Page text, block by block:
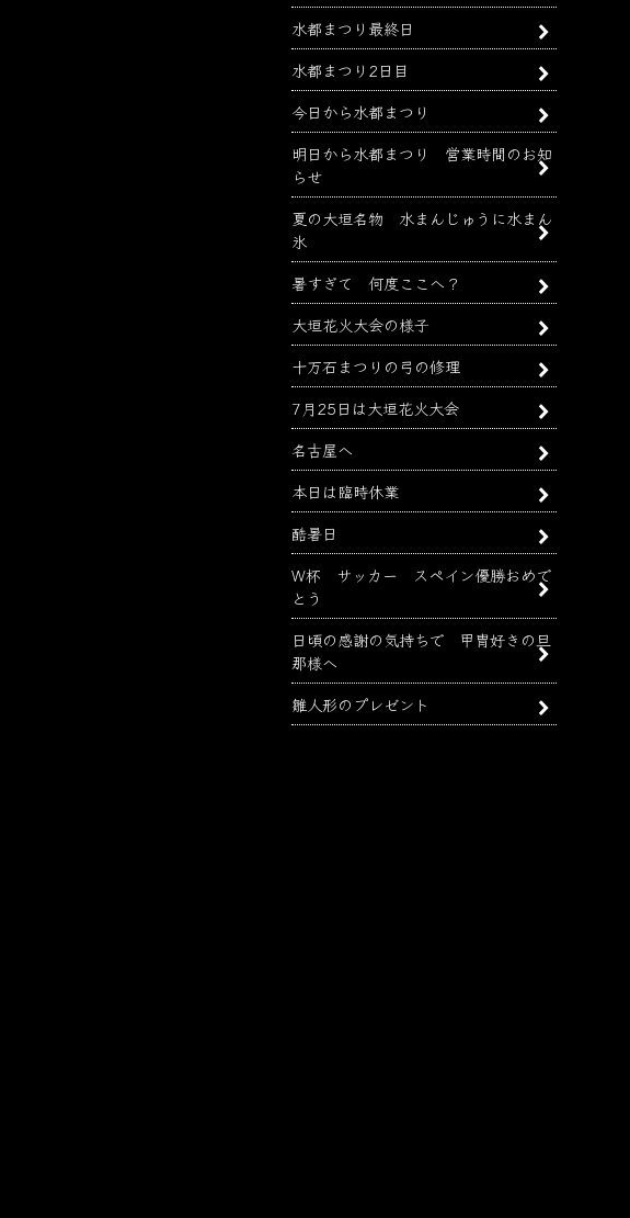
水都まつり最終日
水都まつり2日目
今日から水都まつり
明日から水都まつり 営業時間のお知
らせ
夏の大垣名物 水まんじゅうに水まん
氷
暑すぎて 何度ここへ？
大垣花火大会の様子
十万石まつりの弓の修理
7月25日は大垣花火大会
名古屋へ
本日は臨時休業
酷暑日
W杯 サッカー スペイン優勝おめで
とう
日頃の感謝の気持ちで 甲冑好きの旦
那様へ
雛人形のプレゼント